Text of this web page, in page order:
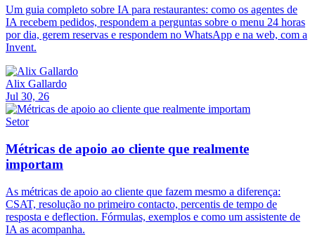
Um guia completo sobre IA para restaurantes: como os agentes de
IA recebem pedidos, respondem a perguntas sobre o menu 24 horas
por dia, gerem reservas e respondem no WhatsApp e na web, com a
Invent.
Alix Gallardo
Jul 30, 26
Setor
Métricas de apoio ao cliente que realmente
importam
As métricas de apoio ao cliente que fazem mesmo a diferença:
CSAT, resolução no primeiro contacto, percentis de tempo de
resposta e deflection. Fórmulas, exemplos e como um assistente de
IA as acompanha.